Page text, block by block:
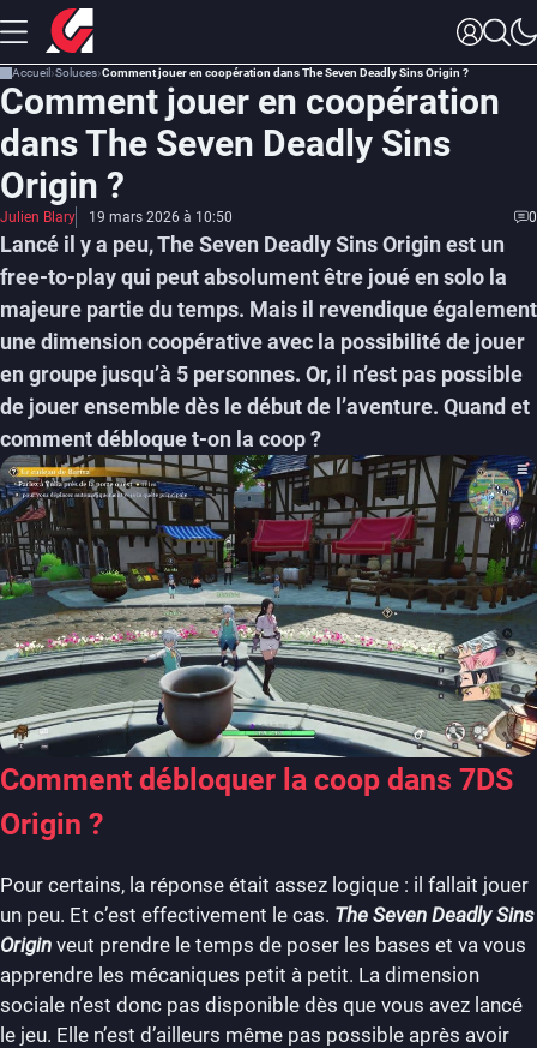
Accueil Soluces Comment jouer en coopération dans The Seven Deadly Sins Origin ?
Comment jouer en coopération
dans The Seven Deadly Sins
Origin ?
Julien Blary 19 mars 2026 à 10:50 0
Lancé il y a peu, The Seven Deadly Sins Origin est un
free-to-play qui peut absolument être joué en solo la
majeure partie du temps. Mais il revendique également
une dimension coopérative avec la possibilité de jouer
en groupe jusqu’à 5 personnes. Or, il n’est pas possible
de jouer ensemble dès le début de l’aventure. Quand et
comment débloque t-on la coop ?
Comment débloquer la coop dans 7DS
Origin ?
Pour certains, la réponse était assez logique : il fallait jouer
un peu. Et c’est effectivement le cas. The Seven Deadly Sins
Origin veut prendre le temps de poser les bases et va vous
apprendre les mécaniques petit à petit. La dimension
sociale n’est donc pas disponible dès que vous avez lancé
le jeu. Elle n’est d’ailleurs même pas possible après avoir